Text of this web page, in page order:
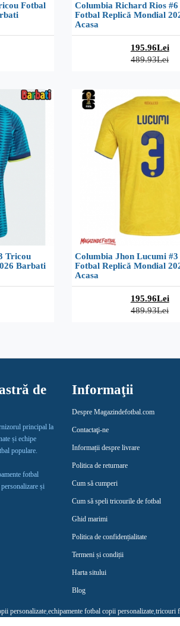
Fotbal
Columbia Richard Rios
Fotbal Replică Mondial
Acasa
195.96Lei
489.93Lei
Tricou
Barbati
Columbia Jhon Lucumi
Fotbal Replică Mondial
Acasa
195.96Lei
489.93Lei
de
principal la
și echipe
populare.
fotbal
și
Informaţii
Despre Magazindefotbal.com
Contactaţi-ne
Informații despre livrare
Politica de returnare
Cum să cumperi
Cum să speli tricourile de fotbal
Ghid marimi
Politica de confidențialitate
Termeni și condiții
Harta sitului
Blog
personalizate echipamente fotbal copii personalizate tricouri